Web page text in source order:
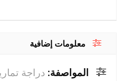
معلومات إضافية
المواصفة: دراجة